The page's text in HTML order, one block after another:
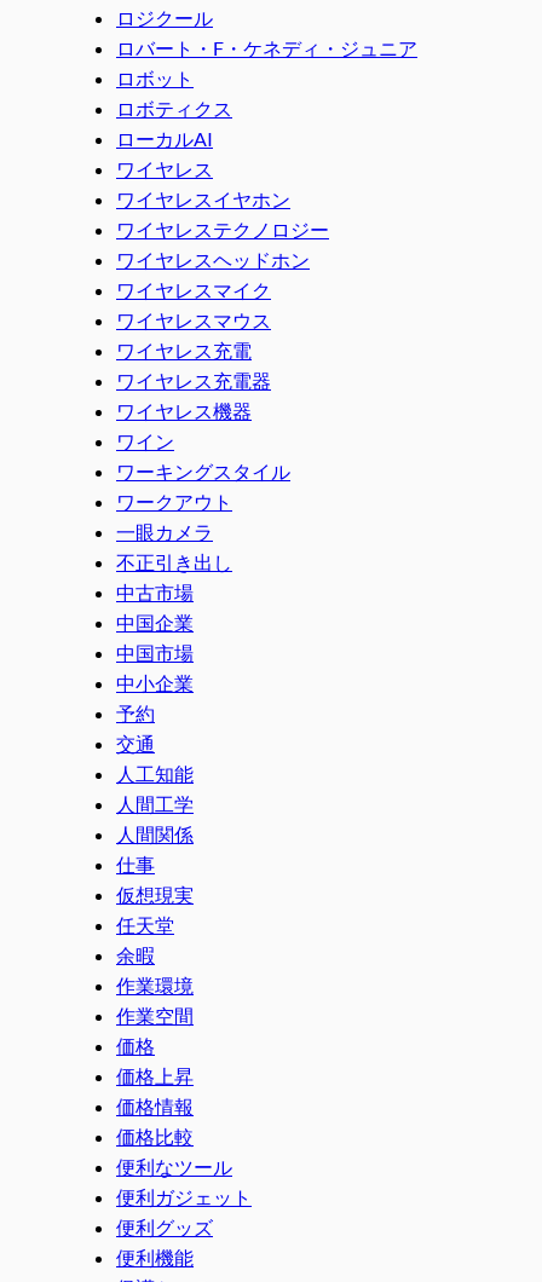
ロジクール
ロバート・F・ケネディ・ジュニア
ロボット
ロボティクス
ローカルAI
ワイヤレス
ワイヤレスイヤホン
ワイヤレステクノロジー
ワイヤレスヘッドホン
ワイヤレスマイク
ワイヤレスマウス
ワイヤレス充電
ワイヤレス充電器
ワイヤレス機器
ワイン
ワーキングスタイル
ワークアウト
一眼カメラ
不正引き出し
中古市場
中国企業
中国市場
中小企業
予約
交通
人工知能
人間工学
人間関係
仕事
仮想現実
任天堂
余暇
作業環境
作業空間
価格
価格上昇
価格情報
価格比較
便利なツール
便利ガジェット
便利グッズ
便利機能